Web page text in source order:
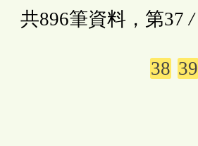
共896筆資料，第37 /
38 39